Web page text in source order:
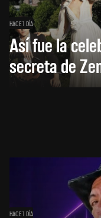
HACE 1 DÍA
Así fue la
secreta de
HACE 1 DÍA